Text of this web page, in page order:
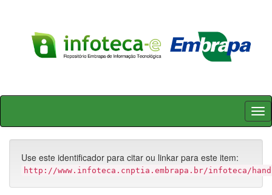
Skip
Use este identificador para citar ou linkar para este item:
http://www.infoteca.cnptia.embrapa.br/infoteca/